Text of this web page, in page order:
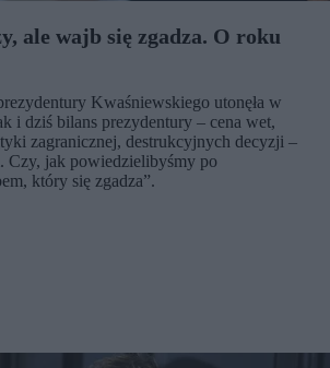
ale wajb się zgadza. O roku
Kwaśniewskiego utonęła w
i dziś bilans prezydentury – cena wet,
zagranicznej, destrukcyjnych decyzji –
Czy, jak powiedzielibyśmy po
który się zgadza”.